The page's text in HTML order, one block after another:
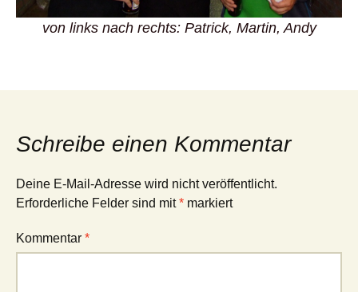
von links nach rechts: Patrick, Martin, Andy
Schreibe einen Kommentar
Deine E-Mail-Adresse wird nicht veröffentlicht.
Erforderliche Felder sind mit* markiert
Kommentar *